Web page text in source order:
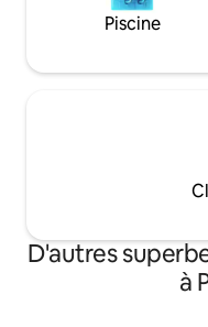
Piscine
D'autres
à